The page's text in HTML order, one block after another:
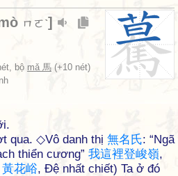
ㄇㄛˋ]
bộ mǎ 馬 (+10 nét)
qua. ◇Vô danh thị 無名氏: “Ngã
thiển cương” 我這裡登峻嶺,
黃花峪, Đệ nhất chiết) Ta ở đó